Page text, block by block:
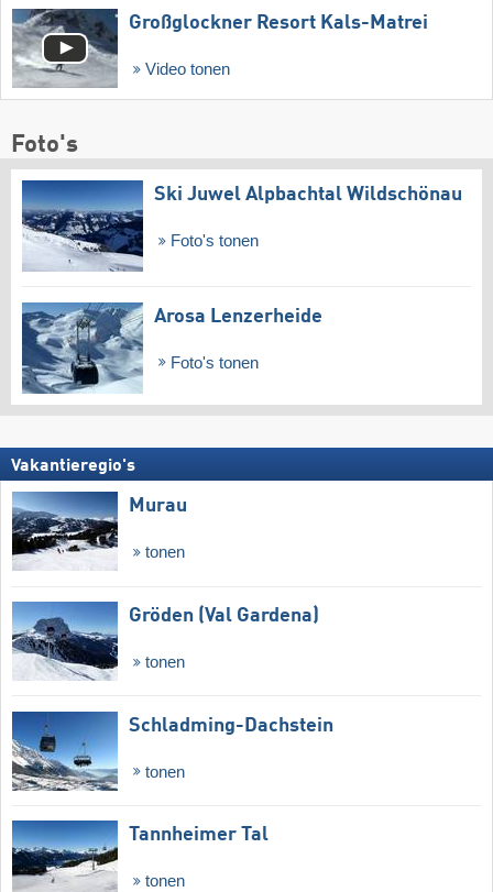
Großglockner Resort Kals-Matrei
Video tonen
Foto's
Ski Juwel Alpbachtal Wildschönau
Foto's tonen
Arosa Lenzerheide
Foto's tonen
Vakantieregio's
Murau
tonen
Gröden (Val Gardena)
tonen
Schladming-Dachstein
tonen
Tannheimer Tal
tonen